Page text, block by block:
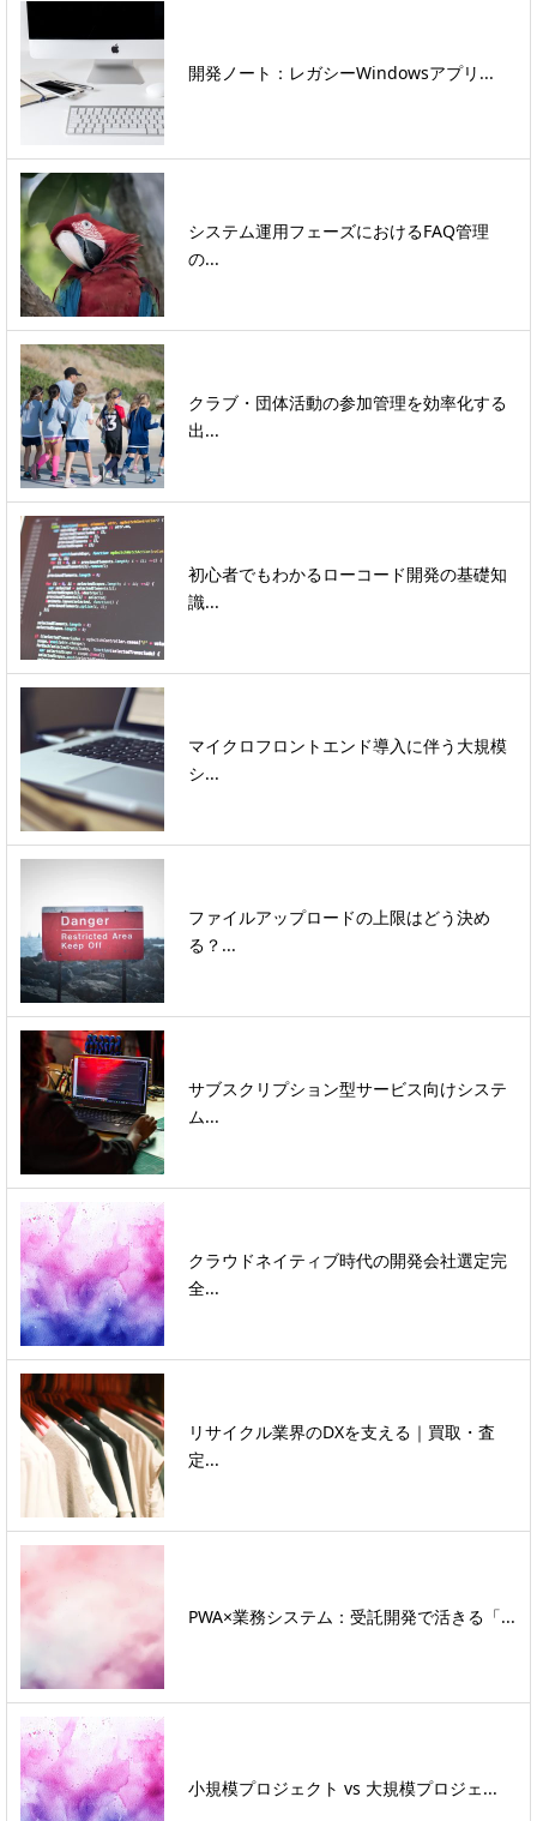
開発ノート：レガシーWindowsアプリ...
システム運用フェーズにおけるFAQ管理
の...
クラブ・団体活動の参加管理を効率化する
出...
初心者でもわかるローコード開発の基礎知
識...
マイクロフロントエンド導入に伴う大規模
シ...
ファイルアップロードの上限はどう決め
る？...
サブスクリプション型サービス向けシステ
ム...
クラウドネイティブ時代の開発会社選定完
全...
リサイクル業界のDXを支える｜買取・査
定...
PWA×業務システム：受託開発で活きる「...
小規模プロジェクト vs 大規模プロジェ...